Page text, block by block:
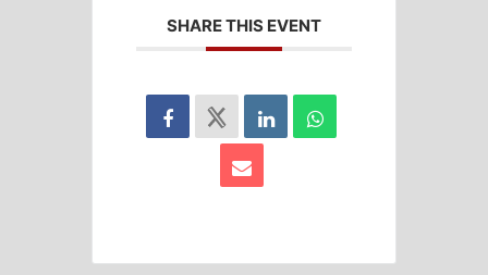
SHARE THIS EVENT